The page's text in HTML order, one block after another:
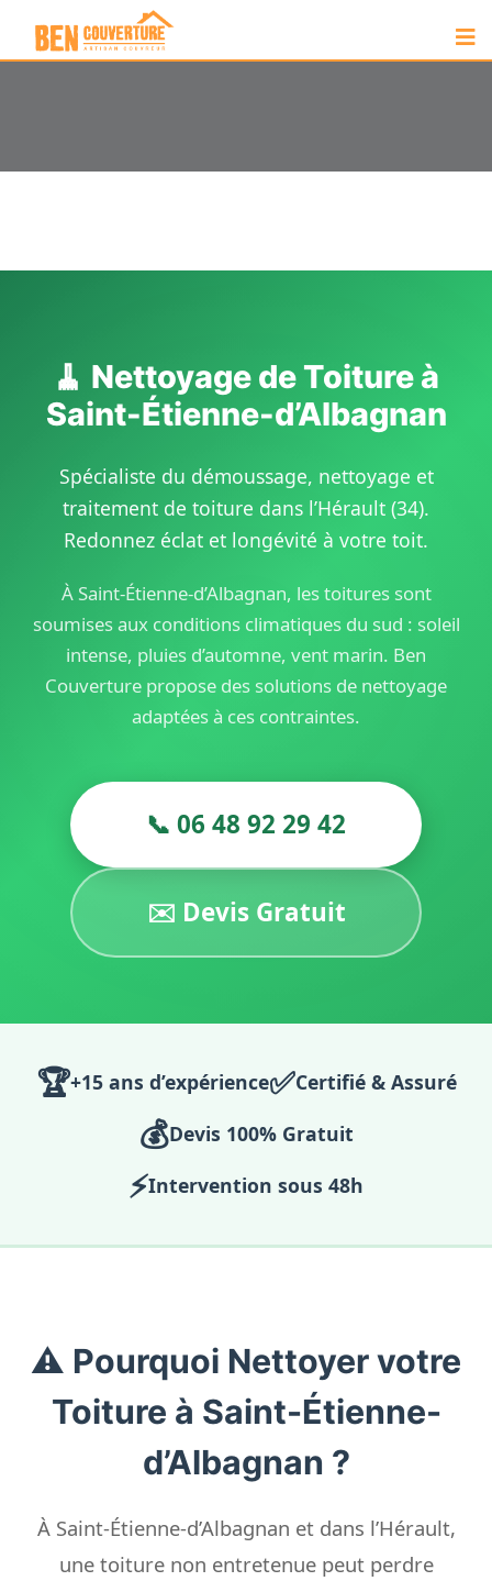
🧹 Nettoyage de Toiture à
Saint-Étienne-d’Albagnan
Spécialiste du démoussage, nettoyage et
traitement de toiture dans l’Hérault (34).
Redonnez éclat et longévité à votre toit.
À Saint-Étienne-d’Albagnan, les toitures sont
soumises aux conditions climatiques du sud : soleil
intense, pluies d’automne, vent marin. Ben
Couverture propose des solutions de nettoyage
adaptées à ces contraintes.
📞 06 48 92 29 42
✉️ Devis Gratuit
🏆+15 ans d’expérience✅Certifié & Assuré
💰Devis 100% Gratuit
⚡Intervention sous 48h
⚠️ Pourquoi Nettoyer votre
Toiture à Saint-Étienne-
d’Albagnan ?
À Saint-Étienne-d’Albagnan et dans l’Hérault,
une toiture non entretenue peut perdre